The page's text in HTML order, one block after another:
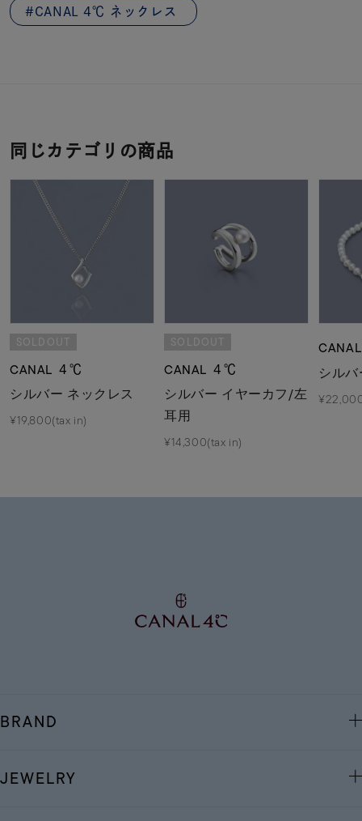
CANAL 4℃ ネックレス
同じカテゴリの商品
SOLDOUT
CANAL ４℃
シルバー ネックレス
¥19,800(tax in)
SOLDOUT
CANAL ４℃
シルバー イヤーカフ/左
耳用
¥14,300(tax in)
シル
BRAND
JEWELRY